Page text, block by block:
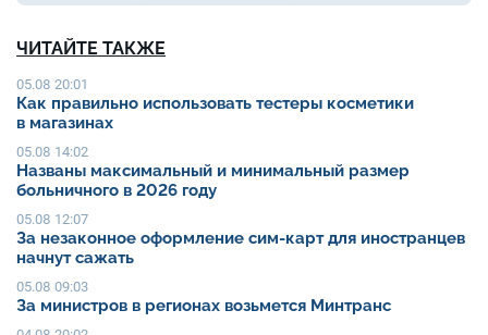
ЧИТАЙТЕ ТАКЖЕ
05.08 20:01
Как правильно использовать тестеры косметики
в магазинах
05.08 14:02
Названы максимальный и минимальный размер
больничного в 2026 году
05.08 12:07
За незаконное оформление сим-карт для иностранцев
начнут сажать
05.08 09:03
За министров в регионах возьмется Минтранс